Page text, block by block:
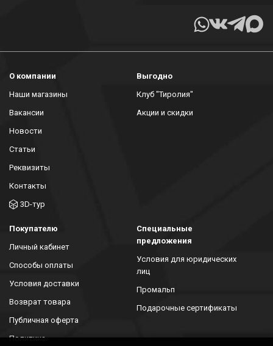
О компании
Наши магазины
Вакансии
Новости
Статьи
Реквизиты
Контакты
3D-тур
Выгодно
Клуб "Тиролия"
Акции и скидки
Покупателю
Личный кабинет
Способы оплаты
Условия доставки
Возврат товара
Публичная оферта
Политика
Специальные
предложения
Условия для юридических
лиц
Промальп
Подарочные сертификаты